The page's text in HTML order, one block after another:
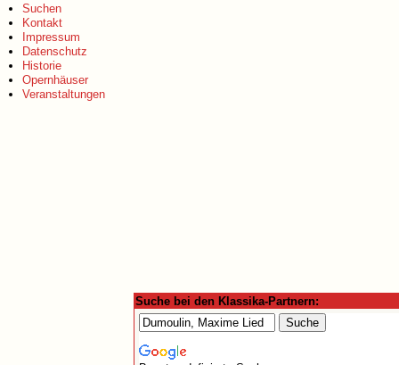
Suchen
Kontakt
Impressum
Datenschutz
Historie
Opernhäuser
Veranstaltungen
Suche bei den Klassika-Partnern: